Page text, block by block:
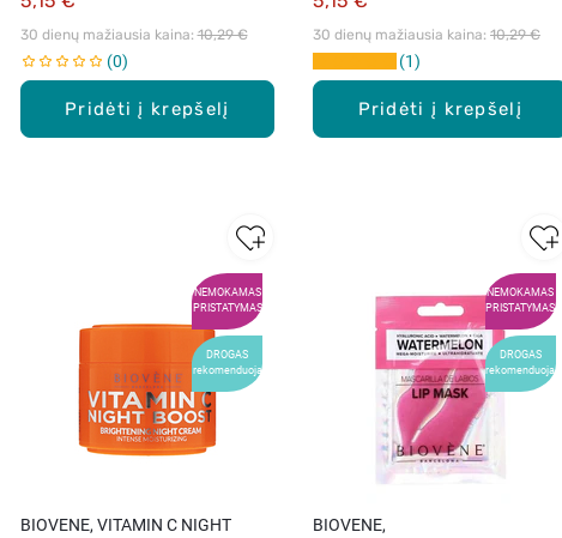
Pridėti į krepšelį
30 dienų mažiausia kaina: 10,29 €
0
Pridėti į krepšelį
30 dienų mažiausia kaina: 10,29 €
1
NEMOKAMAS
PRISTATYMAS
DROGAS
rekomenduoja
BIOVENE, VITAMIN C NIGHT
NEMOKAMAS
PRISTATYMAS
DROGAS
rekomenduoja
BIOVENE,